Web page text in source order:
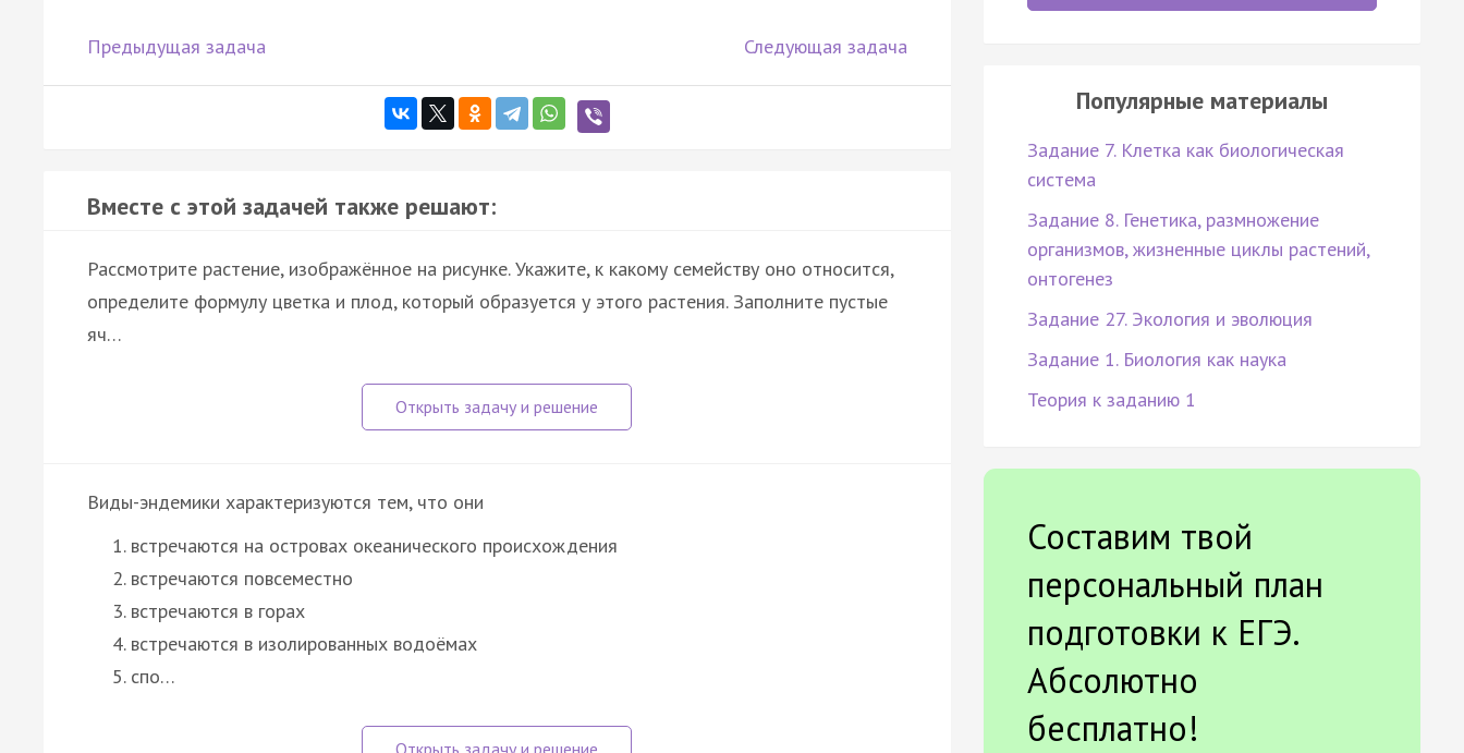
Предыдущая задача Следующая задача
Вместе с этой задачей также решают:
Рассмотрите растение, изображённое на рисунке. Укажите, к какому семейству оно относится,
определите формулу цветка и плод, который образуется у этого растения. Заполните пустые
яч…
Виды-эндемики характеризуются тем, что они
встречаются на островах океанического происхождения
встречаются повсеместно
встречаются в горах
встречаются в изолированных водоёмах
спо…
Популярные материалы
Задание 7. Клетка как биологическая
система
Задание 8. Генетика, размножение
организмов, жизненные циклы растений,
онтогенез
Задание 27. Экология и эволюция
Задание 1. Биология как наука
Теория к заданию 1
Составим твой
персональный план
подготовки к ЕГЭ.
Абсолютно
бесплатно!